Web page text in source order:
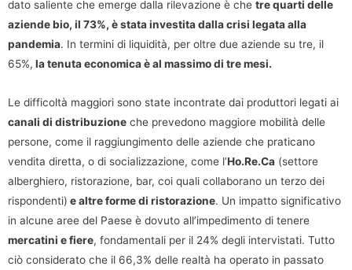
dato saliente che emerge dalla rilevazione è che tre quarti delle
aziende bio, il 73%, è stata investita dalla crisi legata alla
pandemia. In termini di liquidità, per oltre due aziende su tre, il
65%, la tenuta economica è al massimo di tre mesi.
Le difficoltà maggiori sono state incontrate dai produttori legati ai
canali di distribuzione che prevedono maggiore mobilità delle
persone, come il raggiungimento delle aziende che praticano
vendita diretta, o di socializzazione, come l’Ho.Re.Ca (settore
alberghiero, ristorazione, bar, coi quali collaborano un terzo dei
rispondenti) e altre forme di ristorazione. Un impatto significativo
in alcune aree del Paese è dovuto all’impedimento di tenere
mercatini e fiere, fondamentali per il 24% degli intervistati. Tutto
ciò considerato che il 66,3% delle realtà ha operato in passato